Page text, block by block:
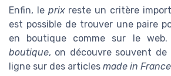
Enfin, le prixreste un critère
est possible de trouver une paire
en boutique comme sur le web.
boutique, on découvre souvent de
ligne sur des articles made in France